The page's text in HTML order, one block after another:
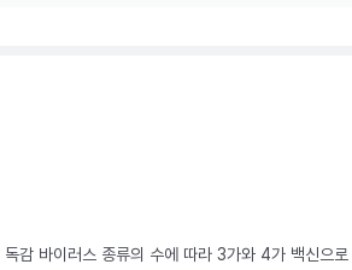
감 바이러스 종류의 수에 따라 3가와 4가 백신으로